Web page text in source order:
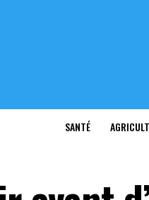
SANTÉ